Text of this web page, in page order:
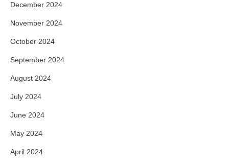
December 2024
November 2024
October 2024
September 2024
August 2024
July 2024
June 2024
May 2024
April 2024